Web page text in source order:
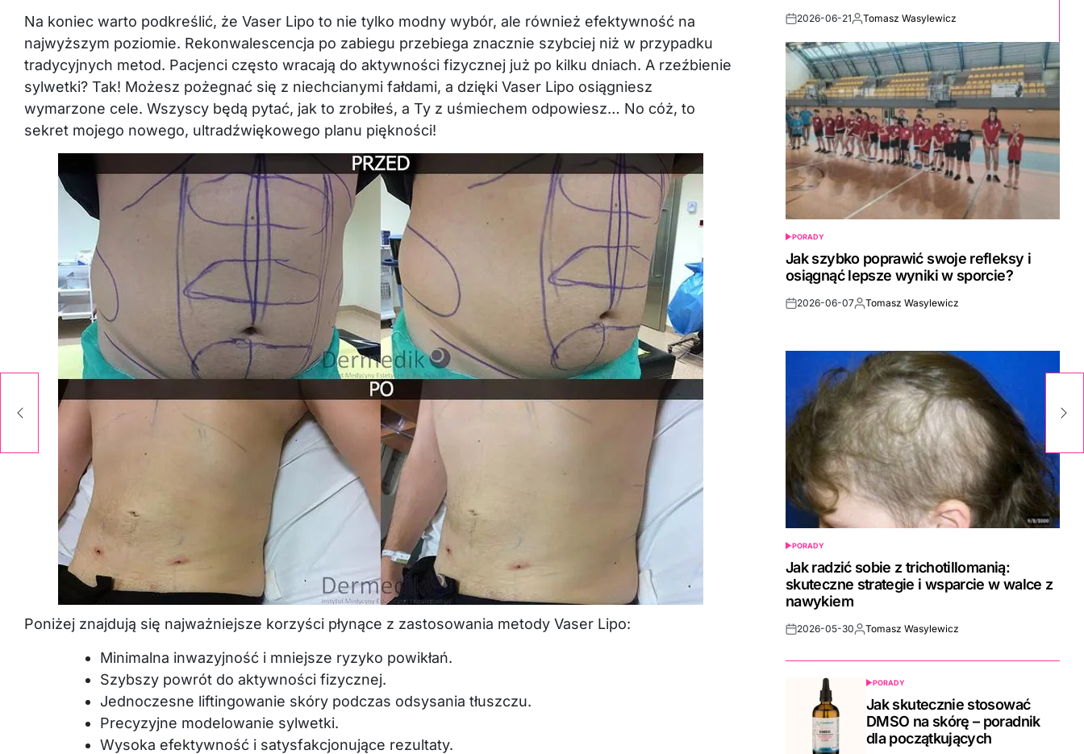
Na koniec warto podkreślić, że Vaser Lipo to nie tylko modny wybór, ale również efektywność na
najwyższym poziomie. Rekonwalescencja po zabiegu przebiega znacznie szybciej niż w przypadku
tradycyjnych metod. Pacjenci często wracają do aktywności fizycznej już po kilku dniach. A rzeźbienie
sylwetki? Tak! Możesz pożegnać się z niechcianymi fałdami, a dzięki Vaser Lipo osiągniesz
wymarzone cele. Wszyscy będą pytać, jak to zrobiłeś, a Ty z uśmiechem odpowiesz… No cóż, to
sekret mojego nowego, ultradźwiękowego planu piękności!
Poniżej znajdują się najważniejsze korzyści płynące z zastosowania metody Vaser Lipo:
Minimalna inwazyjność i mniejsze ryzyko powikłań.
Szybszy powrót do aktywności fizycznej.
Jednoczesne liftingowanie skóry podczas odsysania tłuszczu.
Precyzyjne modelowanie sylwetki.
Wysoka efektywność i satysfakcjonujące rezultaty.
Post2026-06-21By:Tomasz Wasylewicz
POSTED
IN
PORADY
Jak szybko poprawić swoje refleksy i
osiągnąć lepsze wyniki w sporcie?
Post2026-06-07By:Tomasz Wasylewicz
POSTED
IN
PORADY
Jak radzić sobie z trichotillomanią:
skuteczne strategie i wsparcie w walce z
nawykiem
Post2026-05-30By:Tomasz Wasylewicz
POSTED
IN
PORADY
Jak skutecznie stosować
DMSO na skórę – poradnik
dla początkujących